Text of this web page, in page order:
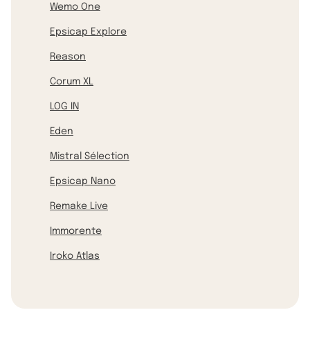
Wemo One
Epsicap Explore
Reason
Corum XL
LOG IN
Eden
Mistral Sélection
Epsicap Nano
Remake Live
Immorente
Iroko Atlas